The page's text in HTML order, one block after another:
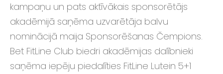
kampaņu un pats aktīvākais sponsorētājs
akadēmijā saņēma uzvarētāja balvu
nominācijā maija Sponsorēšanas Čempions.
Bet FitLine Club biedri akadēmijas dalībnieki
saņēma iepēju piedalīties FitLine Lutein 5+1